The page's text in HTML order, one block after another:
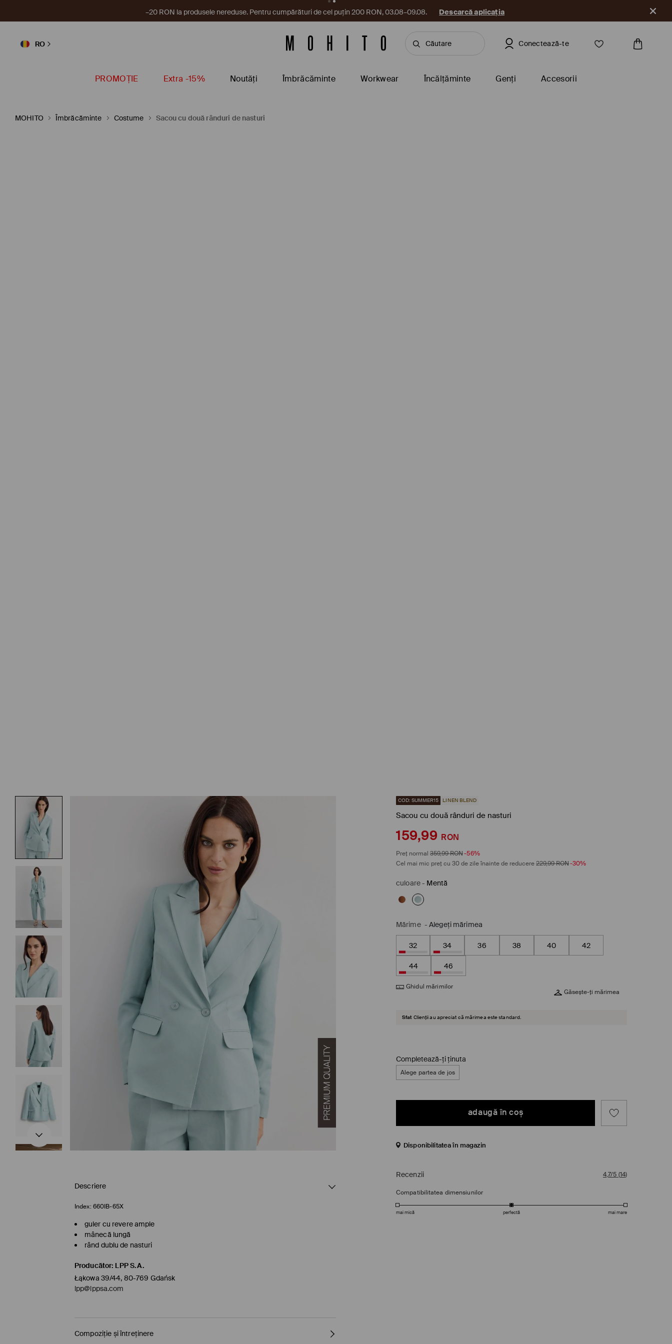
–20 RON la produsele nereduse. Pentru cumpărături de cel puțin 200 RON, 03.08–09.08. Descarcă aplicația
RO Conectează-te
PROMOȚIE Extra -15% Noutăți Îmbrăcăminte Workwear Încălțăminte Genți Accesorii
MOHITO Îmbrăcăminte Costume Sacou cu două rânduri de nasturi
COD: SUMMER15 LINEN BLEND
Sacou cu două rânduri de nasturi
159,99 RON
Preț normal 359,99RON-56%
Cel mai mic preț cu 30 de zile înainte de reducere229,99RON-30%
culoare- Mentă
Mărime -Alegeţi mărimea
32 34 36 38 40 42
44 46
Ghidul mărimilor
Găsește-ți mărimea
Sfat Clienții au apreciat că mărimea este standard.
Completează-ți ținuta
Alege partea de jos
adaugă în coş
Disponibilitatea în magazin
Recenzii 4,7/5 (14)
Compatibilitatea dimensiunilor
mai mică perfectă mai mare
Descriere
Index: 660IB-65X
guler cu revere ample
mânecă lungă
rând dublu de nasturi
Producător: LPP S.A.
Łąkowa 39/44, 80-769 Gdańsk
lpp@lppsa.com
Compoziție și întreținere